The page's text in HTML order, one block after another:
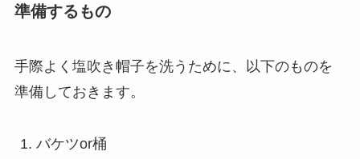
準備するもの
手際よく塩吹き帽子を洗うために、以下のものを
準備しておきます。
バケツor桶